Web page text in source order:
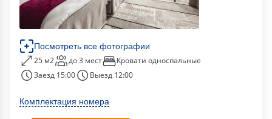
Посмотреть все фотографии
25 м2 до 3 мест
Кровати односпальные
Заезд 15:00
Выезд 12:00
Комплектация номера